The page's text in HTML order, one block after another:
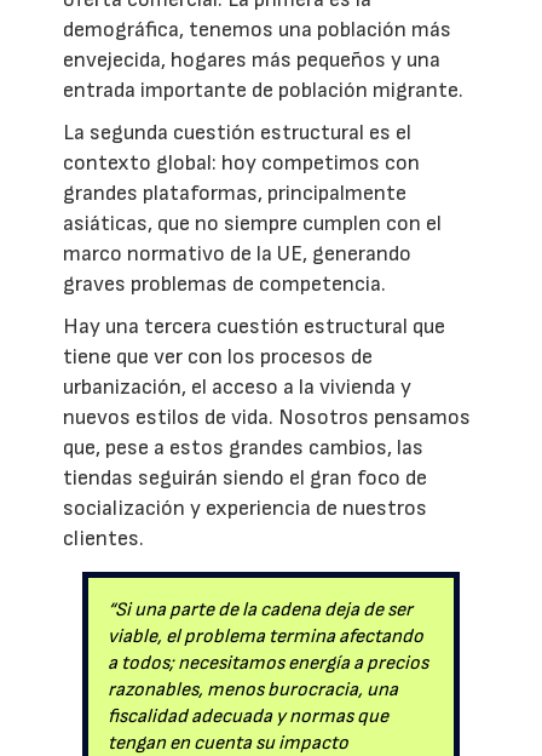
demográfica, tenemos una población más
envejecida, hogares más pequeños y una
entrada importante de población migrante.
La segunda cuestión estructural es el
contexto global: hoy competimos con
grandes plataformas, principalmente
asiáticas, que no siempre cumplen con el
marco normativo de la UE, generando
graves problemas de competencia.
Hay una tercera cuestión estructural que
tiene que ver con los procesos de
urbanización, el acceso a la vivienda y
nuevos estilos de vida. Nosotros pensamos
que, pese a estos grandes cambios, las
tiendas seguirán siendo el gran foco de
socialización y experiencia de nuestros
clientes.
“Si una parte de la cadena deja de ser
viable, el problema termina afectando
a todos; necesitamos energía a precios
razonables, menos burocracia, una
fiscalidad adecuada y normas que
tengan en cuenta su impacto